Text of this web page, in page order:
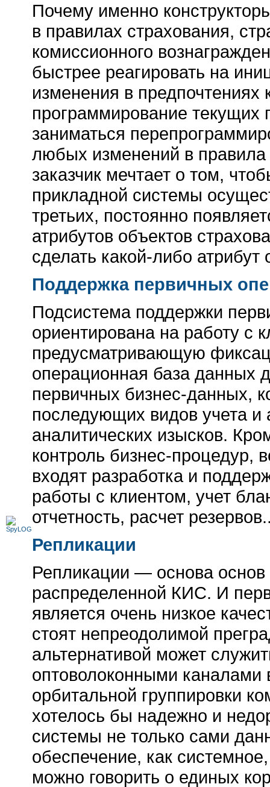
Почему именно
в правилах страхования,
комиссионного
быстрее реагировать на
изменения в
программирование текущих
заниматься
любых изменений в
заказчик мечтает о том,
прикладной системы
третьих, постоянно
атрибутов объектов
сделать какой-либо
Поддержка первичных
Подсистема поддержки
ориентирована на работу с
предусматривающую
операционная база данных
первичных бизнес-данных,
последующих видов учета
аналитических изысков.
контроль бизнес-
входят разработка и
работы с клиентом, учет
отчетность, расчет
Репликации
Репликации — основа
распределенной КИС. И
является очень низкое
стоят непреодолимой
альтернативой может
оптоволоконными каналами
орбитальной группировки
хотелось бы надежно и
системы не только сами
обеспечение, как
можно говорить о единых